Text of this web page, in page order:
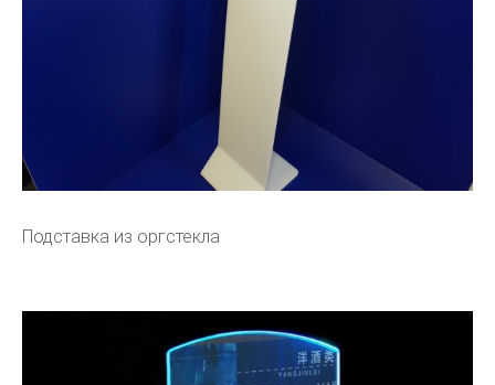
Подставка из оргстекла